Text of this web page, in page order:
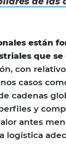
están
que se
con
casos
cadenas
y
antes
logística